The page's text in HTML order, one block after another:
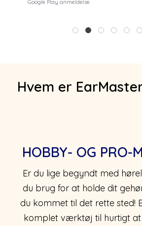
Google Play anmeldelse
1 2 3 4 5 6
Hvem er
HOBBY- OG PRO-
Er du lige begyndt med
du brug for at holde dit
du kommet til det rette sted!
komplet værktøj til hurtigt